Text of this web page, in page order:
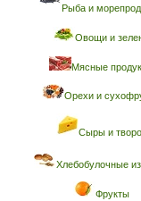
Рыба и
Овощи и
Мясные
Орехи и
Сыры и
Хлебобулочные
Фрукты